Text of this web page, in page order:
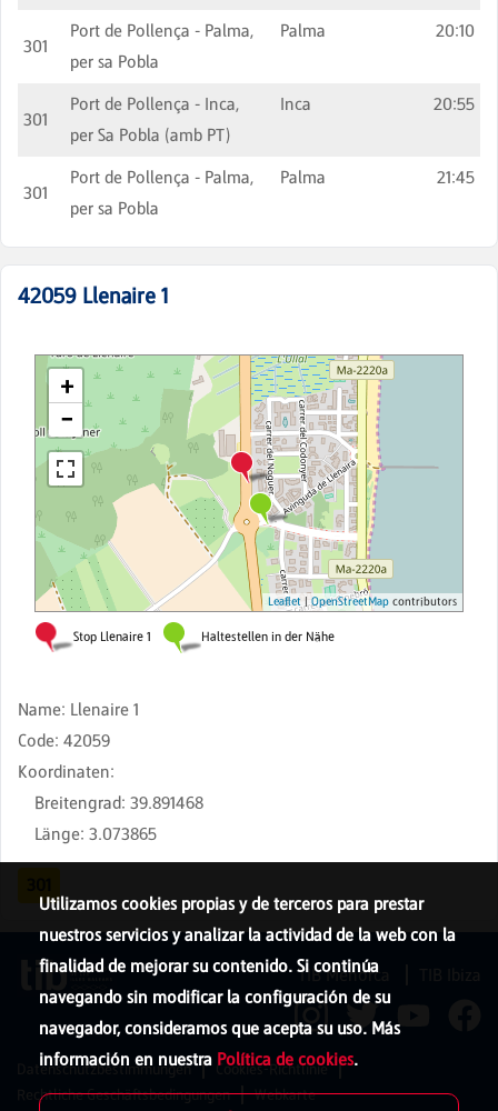
301
Port de Pollença - Palma,
per sa Pobla
Palma 20:10
301
Port de Pollença - Inca,
per Sa Pobla (amb PT)
Inca 20:55
301
Port de Pollença - Palma,
per sa Pobla
Palma 21:45
42059 Llenaire 1
Name: Llenaire 1
Code: 42059
Koordinaten:
Breitengrad: 39.891468
Länge: 3.073865
Utilizamos cookies propias y de terceros para prestar
nuestros servicios y analizar la actividad de la web con la
finalidad de mejorar su contenido. Si continúa
navegando sin modificar la configuración de su
navegador, consideramos que acepta su uso. Más
información en nuestra Política de cookies.
TIB Menorca
Datenschutzbestimmungen
Cookies-Richtlinie
Rechtliche Geschäftsbedingungen
Webkarte